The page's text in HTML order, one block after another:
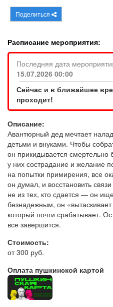
ТВ программа Я -
Поделиться
Расписание мероприятия:
Последняя дата
15.07.2026 00:00
Сейчас и в ближайшее
проходит!
Описание:
Авантюрный дед мечтает
детьми и внуками. Чтобы
он прикидывается смертельно
у них сострадание и желание
на попытки примирения, все
он думал, и восстановить
не из тех, кто сдается — он
безнадежным, он
который почти срабатывает.
все завершится.
Стоимость:
от 300 руб.
Оплата пушкинской картой